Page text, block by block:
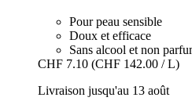
Pour peau sensible
Doux et efficace
Sans alcool et non
CHF 7.10 (CHF 142.00 / L)
Livraison jusqu'au 13 août